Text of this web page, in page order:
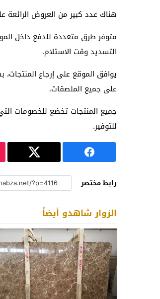
هناك عدد كبير من العروض الرائعة
متوفر طرق متعددة للدفع داخل
التسديد وقت الاستلام.
يوافق الموقع على إرجاع
على جميع الملصقات.
جميع المنتجات تخضع للخصومات
للتوفير.
رابط مختصر
الزوار شاهدو أيضاً